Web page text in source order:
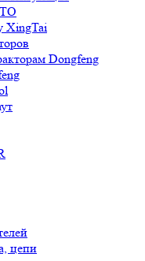
XingTai
Dongfeng
цепи